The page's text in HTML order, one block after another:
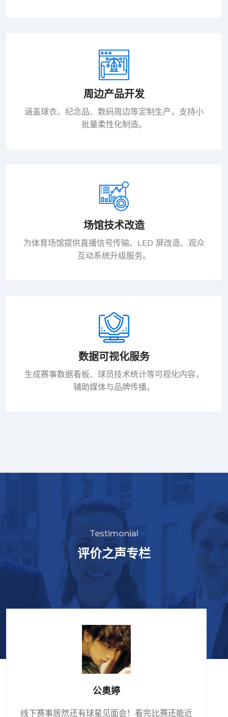
周边产品开发
涵盖球衣、纪念品、数码周边等定制生产，支持小
批量柔性化制造。
场馆技术改造
为体育场馆提供直播信号传输、LED 屏改造、观众
互动系统升级服务。
数据可视化服务
生成赛事数据看板、球员技术统计等可视化内容，
辅助媒体与品牌传播。
Testimonial
评价之声专栏
公奥婷
线下赛事居然还有球星见面会！看完比赛还能近